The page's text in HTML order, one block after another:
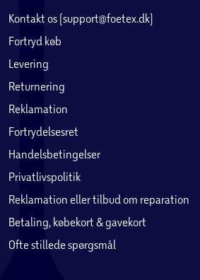
Kontakt os (support@foetex.dk)
Fortryd køb
Levering
Returnering
Reklamation
Fortrydelsesret
Handelsbetingelser
Privatlivspolitik
Reklamation eller tilbud om reparation
Betaling, købekort & gavekort
Ofte stillede spørgsmål